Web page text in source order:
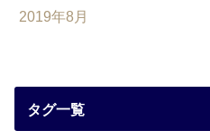
2019年8月
タグ一覧